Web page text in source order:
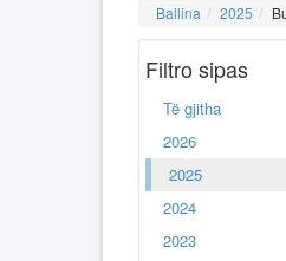
Ballina 2025
Filtro sipas
Të gjitha
2026
2025
2024
2023